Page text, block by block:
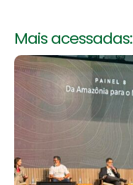
Mais acessadas: